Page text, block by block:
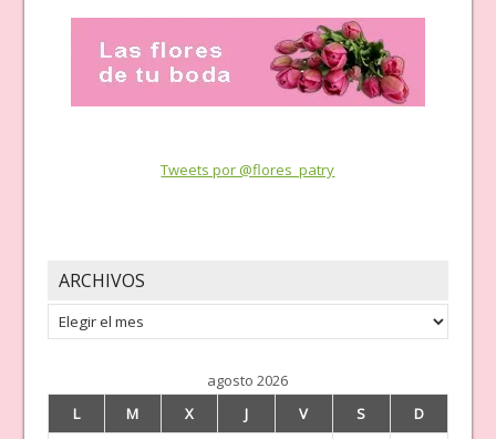
Tweets por @flores_patry
ARCHIVOS
Archivos
agosto 2026
L
M X J V S
D